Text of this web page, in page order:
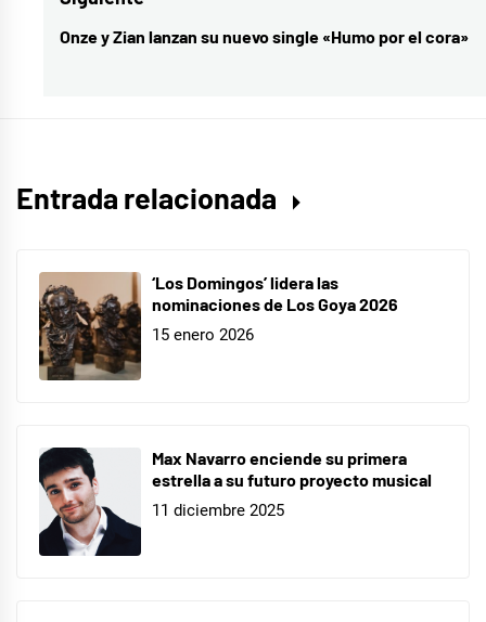
Virtud
Entrada
Onze y Zian lanzan su nuevo single «Humo por el cora»
Entrada relacionada
‘Los Domingos’ lidera las
nominaciones de Los Goya 2026
15 enero 2026
Max Navarro enciende su primera
estrella a su futuro proyecto musical
11 diciembre 2025